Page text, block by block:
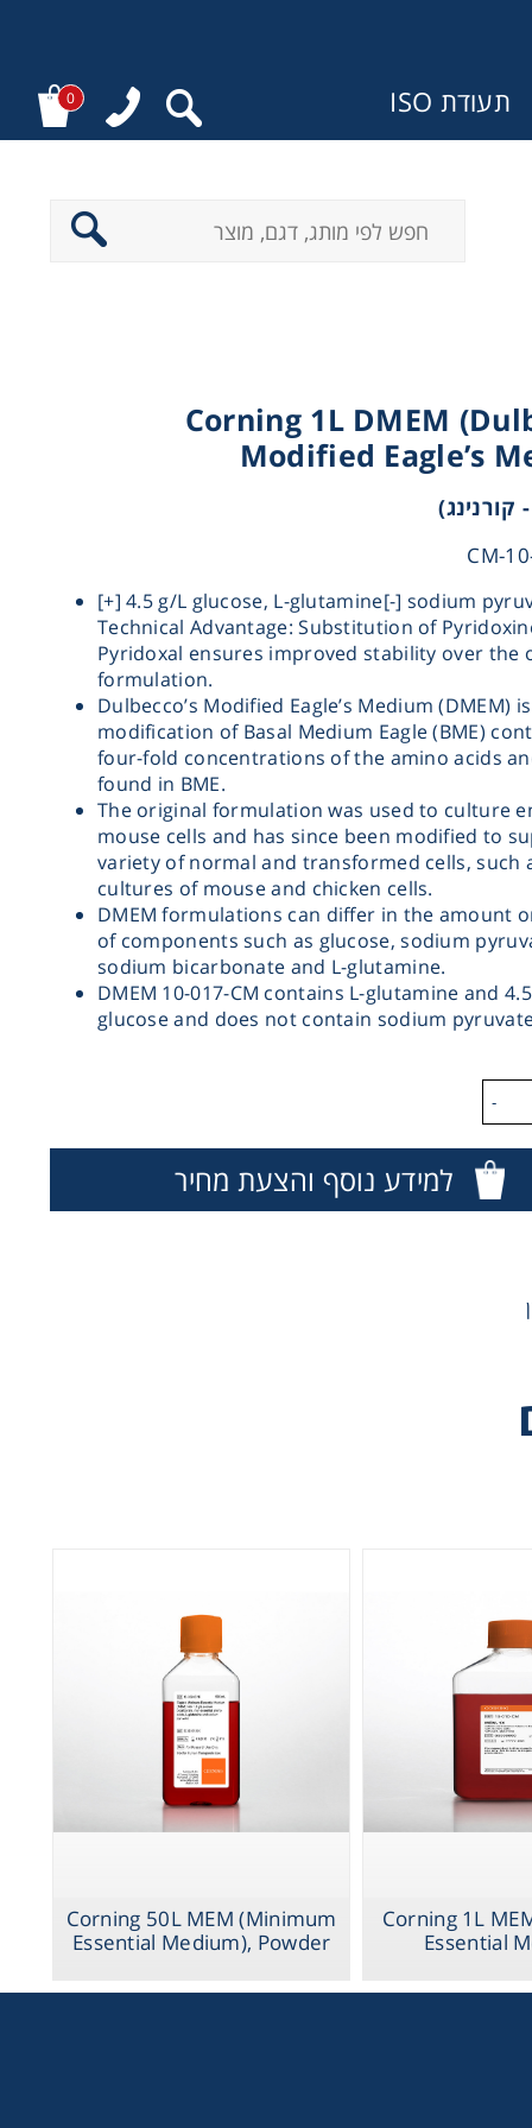
תעודת ISO 0
Corning 1L DMEM
Modified Eagle’s
[+] 4.5 g/L glucose, L-glutamine[-] sodium
Technical Advantage: Substitution of
Pyridoxal ensures improved stability over the
formulation.
Dulbecco’s Modified Eagle’s Medium (DMEM)
modification of Basal Medium Eagle (BME)
four-fold concentrations of the amino acids
found in BME.
The original formulation was used to culture
mouse cells and has since been modified to
variety of normal and transformed cells, such
cultures of mouse and chicken cells.
DMEM formulations can differ in the amount
of components such as glucose, sodium
sodium bicarbonate and L-glutamine.
DMEM 10-017-CM contains L-glutamine and
glucose and does not contain sodium
-
למידע נוסף והצעת מחיר
Corning 1L
Essential
Corning 50L MEM (Minimum
Essential Medium), Powder